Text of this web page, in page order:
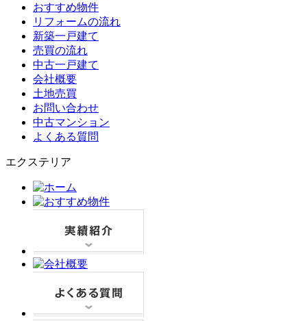
おすすめ物件
リフォームの流れ
新築一戸建て
売買の流れ
中古一戸建て
会社概要
土地売買
お問い合わせ
中古マンション
よくある質問
エクステリア